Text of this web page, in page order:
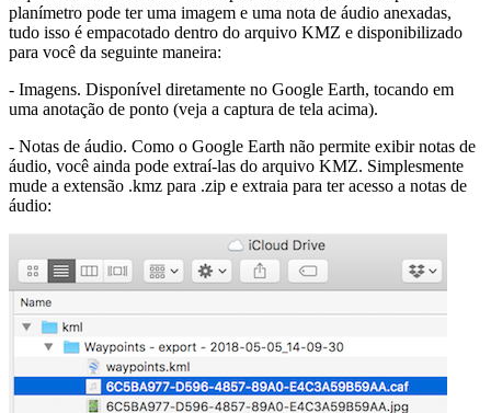
planímetro pode ter uma imagem e uma nota de áudio anexadas,
tudo isso é empacotado dentro do arquivo KMZ e disponibilizado
para você da seguinte maneira:
- Imagens. Disponível diretamente no Google Earth, tocando em
uma anotação de ponto (veja a captura de tela acima).
- Notas de áudio. Como o Google Earth não permite exibir notas de
áudio, você ainda pode extraí-las do arquivo KMZ. Simplesmente
mude a extensão .kmz para .zip e extraia para ter acesso a notas de
áudio: